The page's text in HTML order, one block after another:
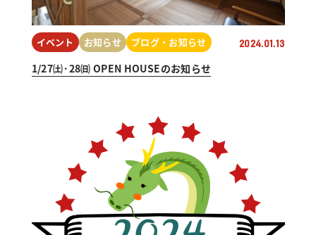
イベント お知らせ ブログ・お知らせ 2024.01.13
1/27㈯·28㈰ OPEN HOUSEのお知らせ